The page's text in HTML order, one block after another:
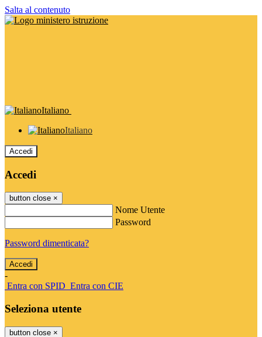
Salta al contenuto
Italiano
Italiano
Accedi
Accedi
button close ×
Nome Utente
Password
Password dimenticata?
-
Entra con SPID Entra con CIE
Seleziona utente
button close ×